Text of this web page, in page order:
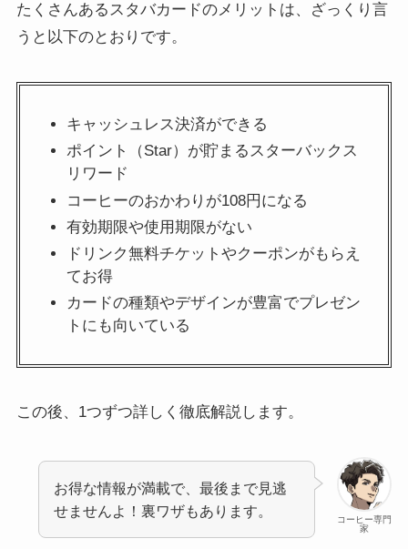
たくさんあるスタバカードのメリットは、ざっくり言
うと以下のとおりです。
キャッシュレス決済ができる
ポイント（Star）が貯まるスターバックス
リワード
コーヒーのおかわりが108円になる
有効期限や使用期限がない
ドリンク無料チケットやクーポンがもらえ
てお得
カードの種類やデザインが豊富でプレゼン
トにも向いている
この後、1つずつ詳しく徹底解説します。
コーヒー専門
家
お得な情報が満載で、最後まで見逃
せませんよ！裏ワザもあります。